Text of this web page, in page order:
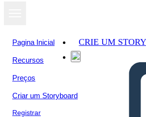
Pagina Inicial
Recursos
Preços
Criar um Storyboard
Registrar
CRIE UM